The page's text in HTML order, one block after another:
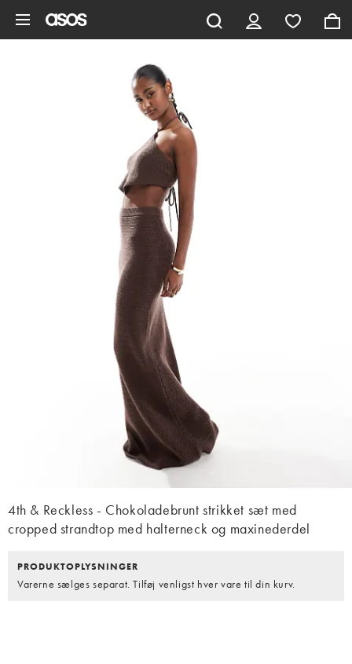
4th & Reckless - Chokoladebrunt strikket sæt med
cropped strandtop med halterneck og maxinederdel
PRODUKTOPLYSNINGER
Varerne sælges separat. Tilføj venligst hver vare til din kurv.